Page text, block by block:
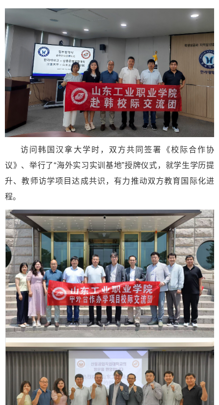
访问韩国汉拿大学时，双方共同签署《校际合作协
议》、举行了“海外实习实训基地”授牌仪式，就学生学历提
升、教师访学项目达成共识，有力推动双方教育国际化进
程。